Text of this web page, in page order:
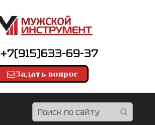
+7(915)633-69-37
Задать вопрос